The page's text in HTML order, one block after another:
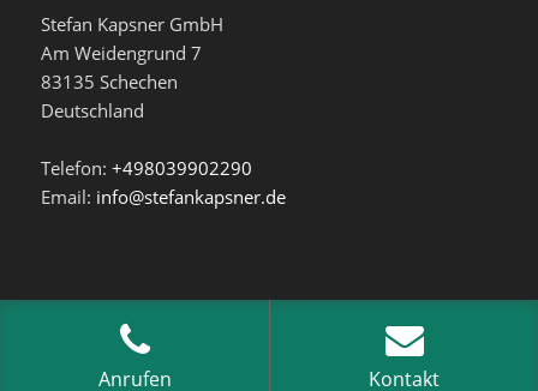
Stefan Kapsner GmbH
Am Weidengrund 7
83135 Schechen
Deutschland
Telefon: +498039902290
Email: info@stefankapsner.de
© Copyright - Stefan Kapsner GmbH. Built with ♥ by
Internetagentur
Anrufen Kontakt